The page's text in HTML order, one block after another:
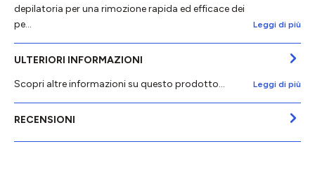
depilatoria per una rimozione rapida ed efficace dei
pe…
Leggi di più
ULTERIORI INFORMAZIONI
Scopri altre informazioni su questo prodotto...
Leggi di più
RECENSIONI